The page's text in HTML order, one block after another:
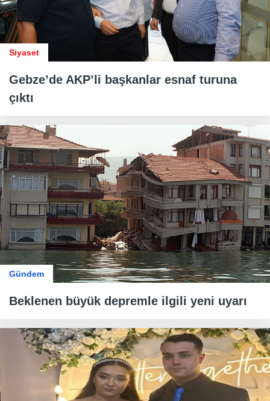
Siyaset
Gebze’de AKP’li başkanlar esnaf turuna
çıktı
Gündem
Beklenen büyük depremle ilgili yeni uyarı